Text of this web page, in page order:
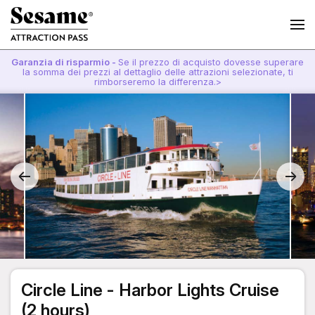
Garanzia di risparmio - Se il prezzo di acquisto dovesse superare
la somma dei prezzi al dettaglio delle attrazioni selezionate, ti
rimborseremo la differenza.>
Circle Line - Harbor Lights Cruise
(2 hours)